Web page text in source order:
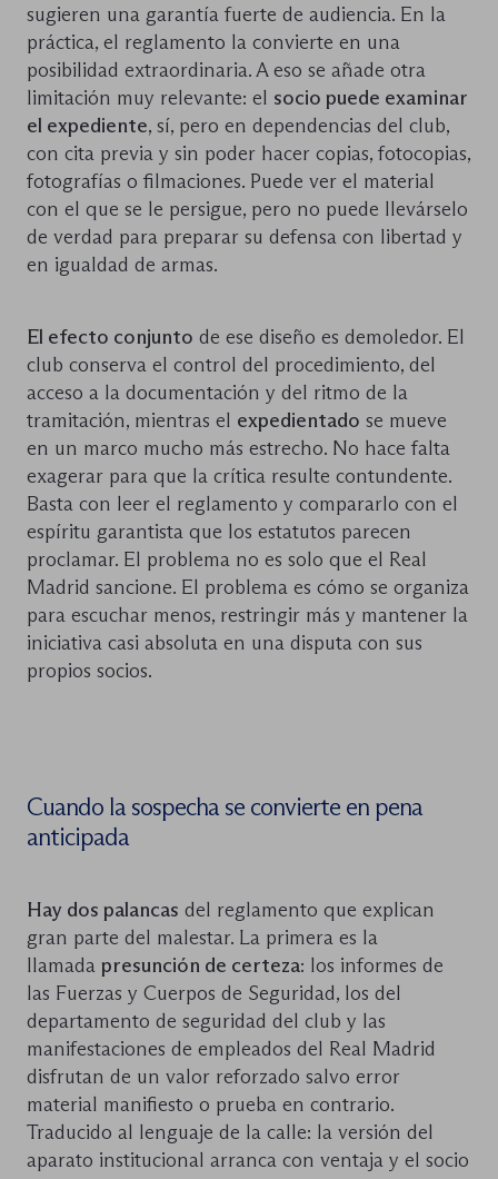
sugieren una garantía fuerte de audiencia. En la
práctica, el reglamento la convierte en una
posibilidad extraordinaria. A eso se añade otra
limitación muy relevante: el socio puede examinar
el expediente, sí, pero en dependencias del club,
con cita previa y sin poder hacer copias, fotocopias,
fotografías o filmaciones. Puede ver el material
con el que se le persigue, pero no puede llevárselo
de verdad para preparar su defensa con libertad y
en igualdad de armas.
El efecto conjunto de ese diseño es demoledor. El
club conserva el control del procedimiento, del
acceso a la documentación y del ritmo de la
tramitación, mientras el expedientado se mueve
en un marco mucho más estrecho. No hace falta
exagerar para que la crítica resulte contundente.
Basta con leer el reglamento y compararlo con el
espíritu garantista que los estatutos parecen
proclamar. El problema no es solo que el Real
Madrid sancione. El problema es cómo se organiza
para escuchar menos, restringir más y mantener la
iniciativa casi absoluta en una disputa con sus
propios socios.
Cuando la sospecha se convierte en pena
anticipada
Hay dos palancas del reglamento que explican
gran parte del malestar. La primera es la
llamada presunción de certeza: los informes de
las Fuerzas y Cuerpos de Seguridad, los del
departamento de seguridad del club y las
manifestaciones de empleados del Real Madrid
disfrutan de un valor reforzado salvo error
material manifiesto o prueba en contrario.
Traducido al lenguaje de la calle: la versión del
aparato institucional arranca con ventaja y el socio